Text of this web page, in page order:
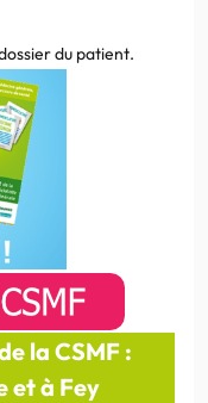
du patient.
la CSMF :
et à Fey